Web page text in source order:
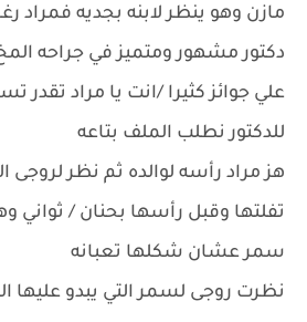
مازن وهو ينظر لابنه بجديه فمراد
دكتور مشهور ومتميز في جراحه
علي جوائز كثيرا /انت يا مراد تقدر
للدكتور نطلب الملف بتاعه
هز مراد رأسه لوالده ثم نظر لروجى
تفلتها وقبل رأسها بحنان /
سمر عشان شكلها تعبانه
نظرت روجى لسمر التي يبدو عليها